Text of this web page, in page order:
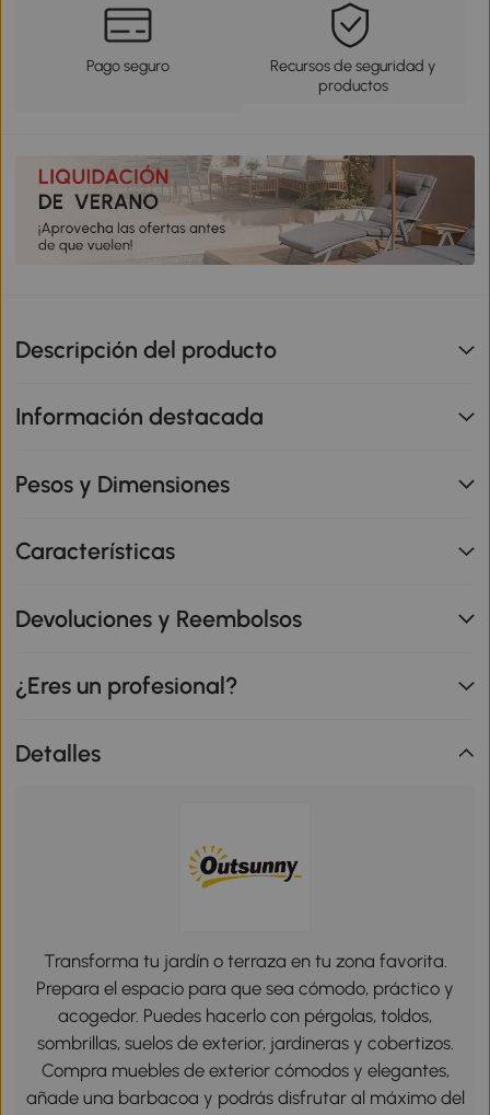
Pago seguro
Recursos de seguridad y
productos
Descripción del producto
Información destacada
Pesos y Dimensiones
Características
Devoluciones y Reembolsos
¿Eres un profesional?
Detalles
Transforma tu jardín o terraza en tu zona favorita.
Prepara el espacio para que sea cómodo, práctico y
acogedor. Puedes hacerlo con pérgolas, toldos,
sombrillas, suelos de exterior, jardineras y cobertizos.
Compra muebles de exterior cómodos y elegantes,
añade una barbacoa y podrás disfrutar al máximo del